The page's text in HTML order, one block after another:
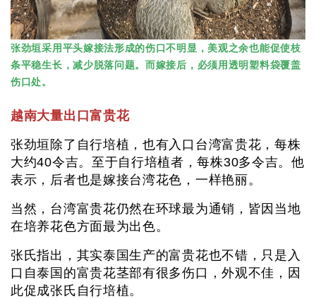
张劲垣采用平头嫁接法形成的伤口不明显，美观之余也能促使枝
条平稳生长，减少脱落问题。而嫁接后，必须用透明塑料袋覆盖
伤口处。
越南大量出口富贵花
张劲垣除了自行培植，也有入口台湾富贵花，每株
大约40令吉。至于自行培植者，每株30多令吉。他
表示，后者也是嫁接台湾花色，一样艳丽。
当然，台湾富贵花仍然在环球最为通销，皆因当地
在培养花色方面最为出色。
张氏指出，其实泰国生产的富贵花也不错，只是入
口自泰国的富贵花茎部有很多伤口，外观不佳，因
此促成张氏自行培植。